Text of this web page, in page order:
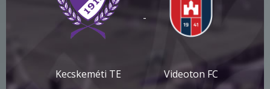
Kecskeméti TE
-
Videoton FC